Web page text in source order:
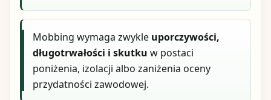
Mobbing wymaga zwykle uporczywości,
długotrwałości i skutku w postaci
poniżenia, izolacji albo zaniżenia oceny
przydatności zawodowej.